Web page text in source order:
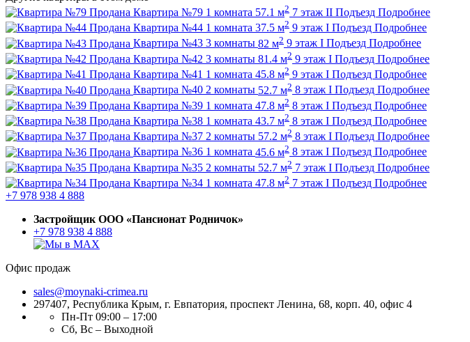
Продана Квартира №79 1 комната 57.1 м2 7 этаж II Подъезд Подробнее
Продана Квартира №44 1 комната 37.5 м2 9 этаж I Подъезд Подробнее
Продана Квартира №43 3 комнаты 82 м2 9 этаж I Подъезд Подробнее
Продана Квартира №42 3 комнаты 81.4 м2 9 этаж I Подъезд Подробнее
Продана Квартира №41 1 комната 45.8 м2 9 этаж I Подъезд Подробнее
Продана Квартира №40 2 комнаты 52.7 м2 8 этаж I Подъезд Подробнее
Продана Квартира №39 1 комната 47.8 м2 8 этаж I Подъезд Подробнее
Продана Квартира №38 1 комната 43.7 м2 8 этаж I Подъезд Подробнее
Продана Квартира №37 2 комнаты 57.2 м2 8 этаж I Подъезд Подробнее
Продана Квартира №36 1 комната 45.6 м2 8 этаж I Подъезд Подробнее
Продана Квартира №35 2 комнаты 52.7 м2 7 этаж I Подъезд Подробнее
Продана Квартира №34 1 комната 47.8 м2 7 этаж I Подъезд Подробнее
+7 978 938 4 888
Застройщик ООО «Пансионат Родничок»
+7 978 938 4 888
Офис продаж
sales@moynaki-crimea.ru
297407, Республика Крым, г. Евпатория, проспект Ленина, 68, корп. 40, офис 4
Пн-Пт 09:00 – 17:00
Сб, Вс – Выходной